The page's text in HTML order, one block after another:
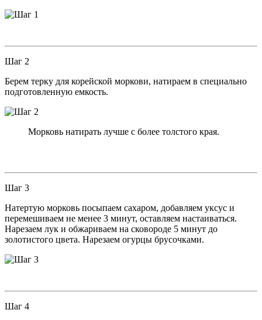
Шаг 2
Берем терку для корейской моркови, натираем в специально
подготовленную емкость.
Морковь натирать лучше с более толстого края.
Шаг 3
Натертую морковь посыпаем сахаром, добавляем уксус и
перемешиваем не менее 3 минут, оставляем настаиваться.
Нарезаем лук и обжариваем на сковороде 5 минут до
золотистого цвета. Нарезаем огурцы брусочками.
Шаг 4